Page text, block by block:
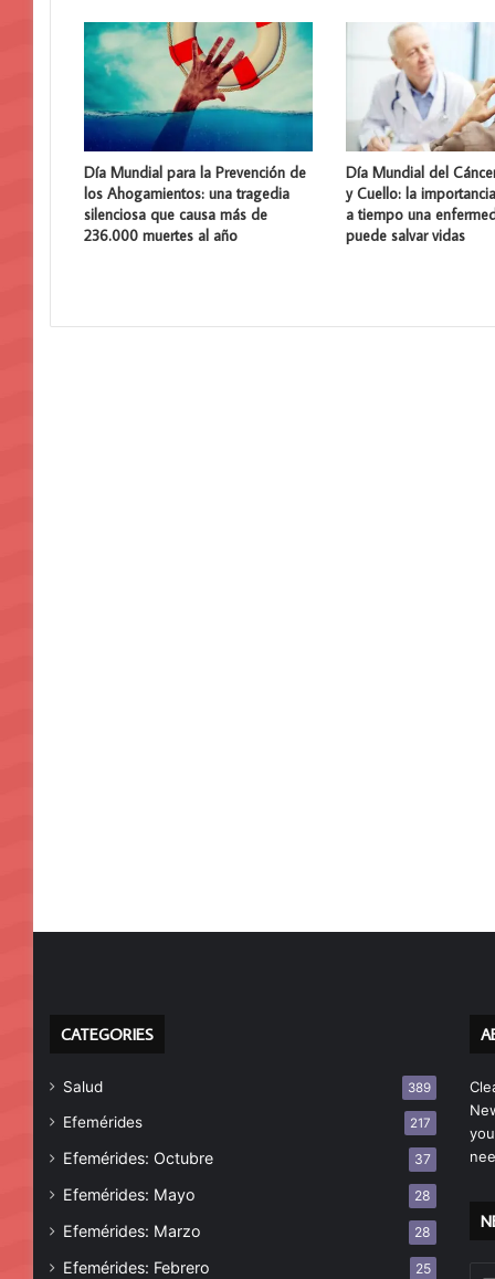
Día Mundial para la Prevención de
los Ahogamientos: una tragedia
silenciosa que causa más de
236.000 muertes al año
Día Mundial del
y Cuello: la
a tiempo una
puede salvar vidas
CATEGORIES
Salud 389
Efemérides 217
Efemérides: Octubre 37
Efemérides: Mayo 28
Efemérides: Marzo 28
Efemérides: Febrero 25